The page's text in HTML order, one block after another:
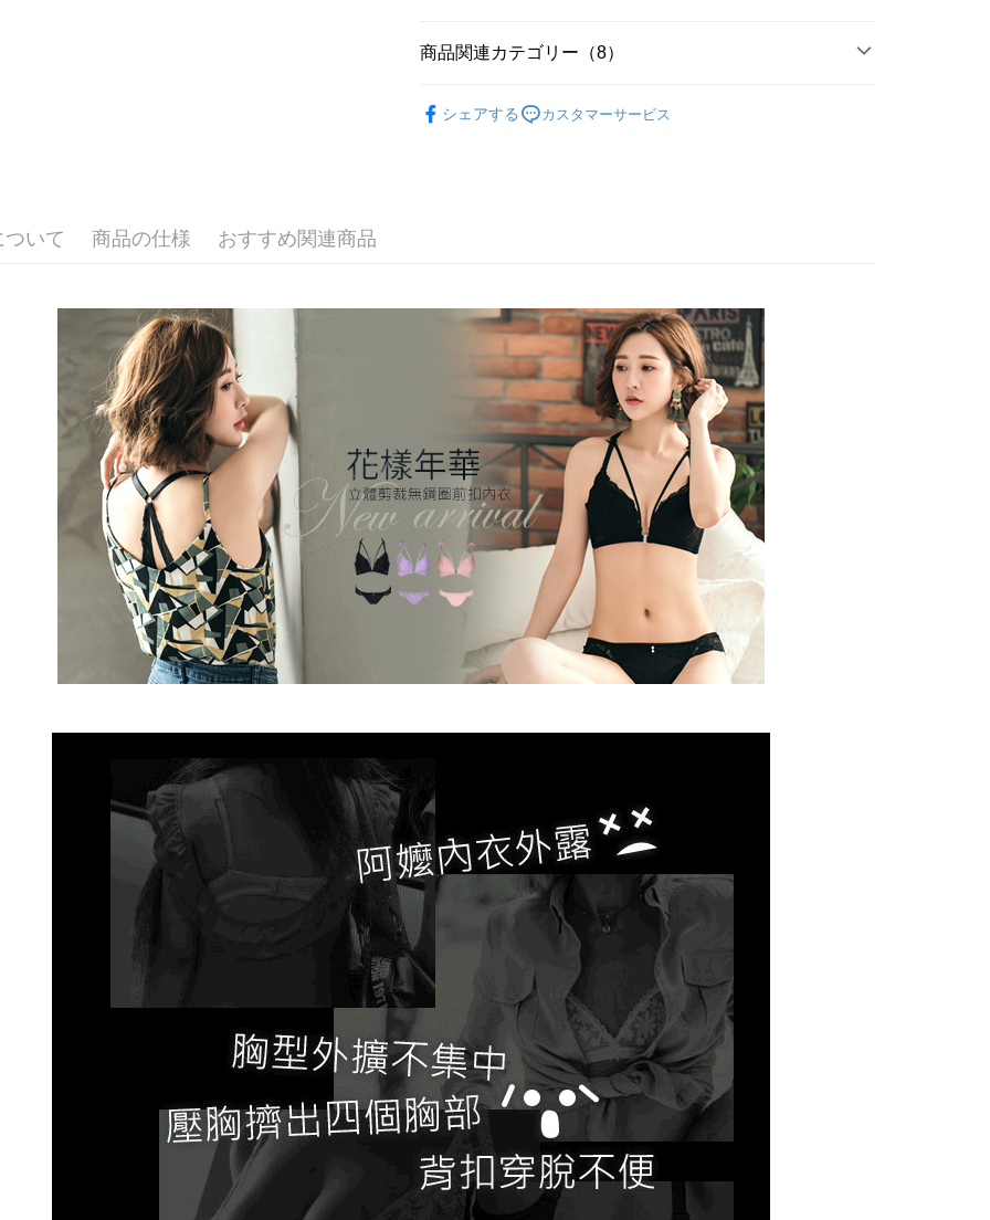
ジを基準とします。
4. 注文成立後30分以内に確認取引を行わない場合や審査が通過しない場
が発生した場合は、システムの評価基準に達していないことを意味し、
評価内容についての説明はいたしかねます。
【注意事項】
1. 本サービスは「台湾大哥大株式会社」（以下「当社」といいます）に
よって提供され、ユーザーが取引時に本サービスを通じて商品やサービ
スを購入できるようにし、店舗が売買／分割払い売買の債権を当社に譲
渡した後、契約に基づいて当社の請求書で帳款を支払うことになりま
2. 「OP Pay Later」を利用する契約関係の目的から、店舗はあなたの個
人情報（名前、電話または住所を含む）を台湾大哥大に提供し、収集、
処理および利用するために、当社があなた本人と分割請求書に必要な情
報の確認、照合および修正を行います。
3. 完全なユーザーサービス規約については、以下のリンクを参照してく
ださい：
https://oppay.tw/userRule
す。
5.商品受け取り時のお支払いは不要です。商品を確かめてから、SMSま
期限を延長できますが、商品を期限内に受け取れない場合があります
（例：予約商品や商品到着日が比較的遅い商品）。そのため、商品到着
の有無に関わらず、AFTEEで指定された期限内にお支払いください。
1.初回 AFTEEを ご利用の際に、認証結果及び当社の審査の結果に基づ
き、限度額が設定されます。
2.決済金額は最低NT$20です。
3.現在、台湾の会員のみご利用いただけます。
三、利用規約「AFTEE代金後払い」（以下当サービスという）はネット
プロテクションズ（以下 AFTEE という）が提供し、AFTEEが代金を徴収
します。当サービスご利用の際に提供しなければならない個人情報（注
文者の氏名、電話番号、受取人の氏名、電話番号、受取人住所を含むが
これに限らない）は、AFTEEに渡され当サービスで必要な範囲内で利用
されます。AFTEEの個人情報の収集、処理、利用について、詳細は
AFTEE公式ホームページの『個人情報の収集、処理及び利用に関する声
明』をご参照ください（ https://aftee.tw/privacypolicy/）。
AFTEEの初回ご利用の際に、審査を通過すれば、最高額がNT$10,000に
を行使したい場合は、ネットプロテクションズ
cs_tw@netprotections.co.jp
にご連絡ください。上記に示した個人情報
を、必要な購入注文書とあわせてAFTEEにご提供いただく、または
AFTEEにあなたの個人情報の収集、処理、利用を許可することににご同
意いただけない場合は、当サービスを選択しないでください。
元)。
萊爾富取貨付款
配送毎にNT$80、NT$799以上で送料無料
付款後萊爾富取貨
配送毎にNT$80、NT$799以上で送料無料
7-11取貨付款
配送毎にNT$80、NT$799以上で送料無料
付款後7-11取貨
配送毎にNT$80、NT$799以上で送料無料
7-11取貨(快速到店)
配送毎にNT$90
宅配/離島不配送
國家/地區配送
商品関連カテゴリー（8）
✨無鋼圈ღ 釋壓零束縛挺立有型
【𝟱𝟵元起】限時出清內衣
シェアする カスタマーサービス
いて 商品の仕様 おすすめ関連商品